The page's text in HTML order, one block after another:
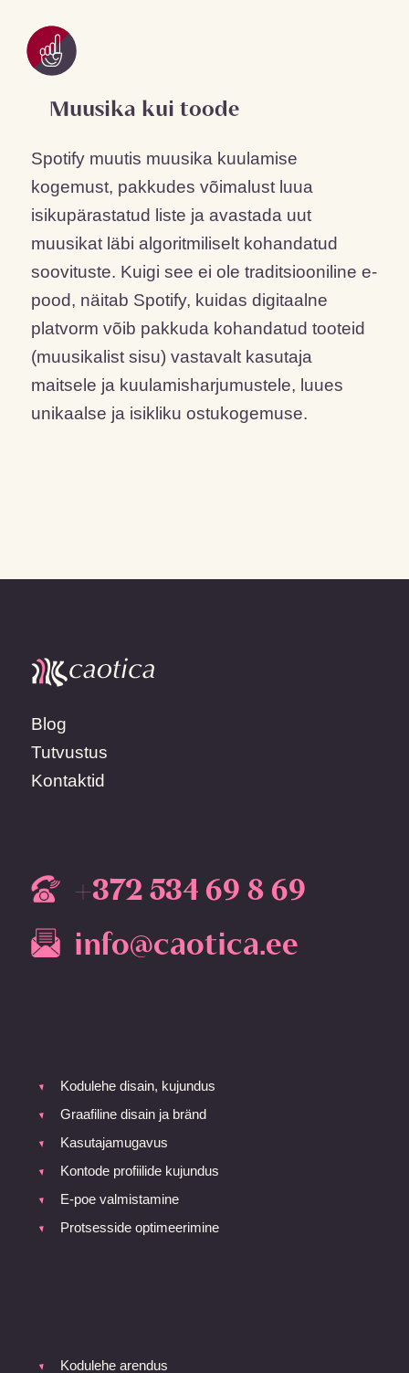
Muusika kui toode
Spotify muutis muusika kuulamise
kogemust, pakkudes võimalust luua
isikupärastatud liste ja avastada uut
muusikat läbi algoritmiliselt kohandatud
soovituste. Kuigi see ei ole traditsiooniline e-
pood, näitab Spotify, kuidas digitaalne
platvorm võib pakkuda kohandatud tooteid
(muusikalist sisu) vastavalt kasutaja
maitsele ja kuulamisharjumustele, luues
unikaalse ja isikliku ostukogemuse.
Blog
Tutvustus
Kontaktid
+372 534 69 8 69
info@caotica.ee
Kodulehe disain, kujundus
Graafiline disain ja bränd
Kasutajamugavus
Kontode profiilide kujundus
E-poe valmistamine
Protsesside optimeerimine
Kodulehe arendus